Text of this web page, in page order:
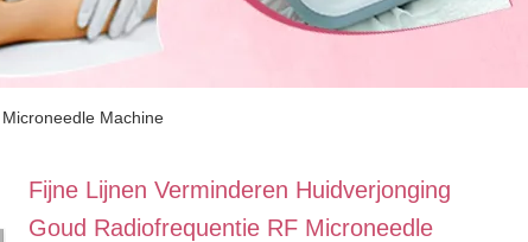
Machine
Fijne Lijnen Verminderen Huidverjonging
Goud Radiofrequentie RF Microneedle